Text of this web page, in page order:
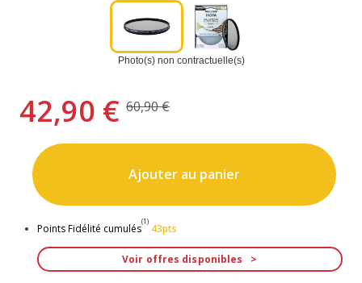
Photo(s) non contractuelle(s)
42,90 € 60,90 €
Ajouter au panier
Points Fidélité cumulés
(1)
43pts
Voir offres disponibles